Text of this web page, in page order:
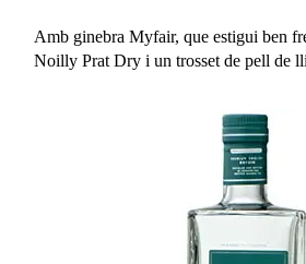
Amb ginebra Myfair, que estigui ben
Noilly Prat Dry i un trosset de pell de